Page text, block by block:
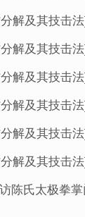
解及其技击
解及其技击
解及其技击
解及其技击
解及其技击
解及其技击
陈氏太极拳